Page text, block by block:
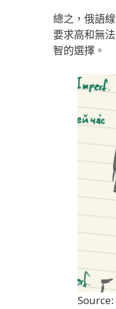
總之，俄語
要求高和無
智的選擇。